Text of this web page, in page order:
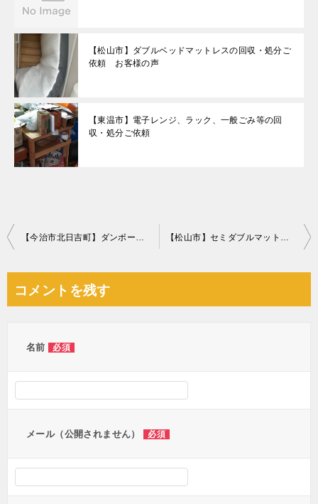
【松山市】ダブルベッドマットレスの回収・処分ご
依頼 お客様の声
【東温市】電子レンジ、ラック、一般ごみ等の回
収・処分ご依頼
投
ビ
ョ
【今治市北日吉町】ダンボール、布団の回収・処分ご依頼 お客様の声 【松山市】セミダブルマットレスの回収・処分ご依頼 お客様の声
コメントを残す
名前 必須
メール（公開されません） 必須